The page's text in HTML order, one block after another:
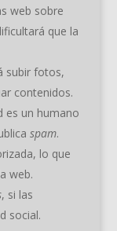
web sobre
que la
subir fotos,
contenidos.
es un humano
spam.
lo que
web.
, si las
social.